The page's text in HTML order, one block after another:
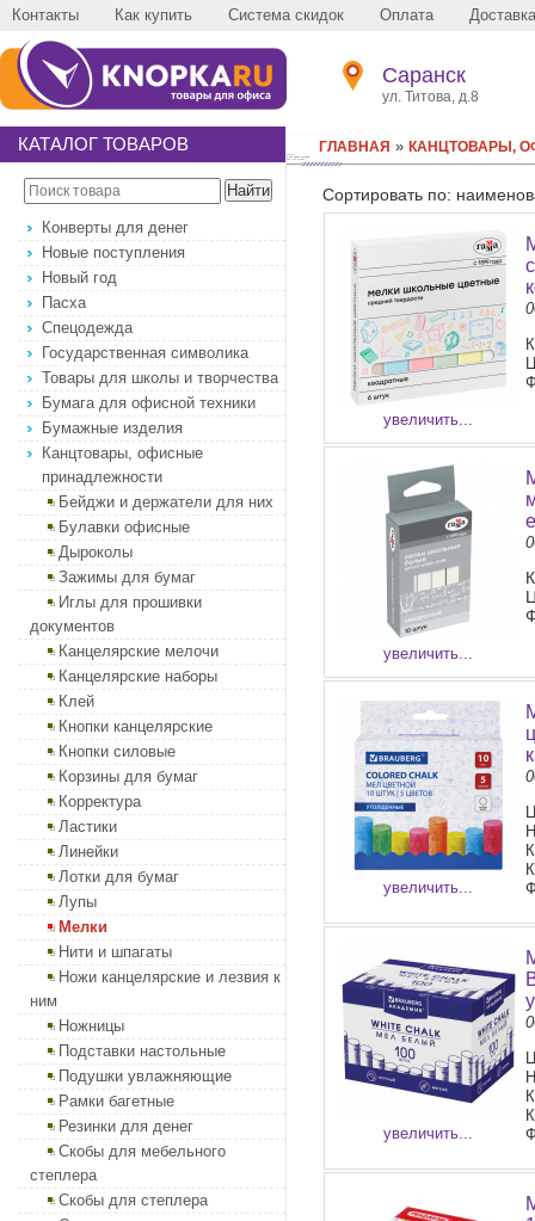
Контакты Как купить Система скидок Оплата Доставка
Саранск
ул. Титова, д.8
КАТАЛОГ ТОВАРОВ
Конверты для денег
Новые поступления
Новый год
Пасха
Спецодежда
Государственная символика
Товары для школы и творчества
Бумага для офисной техники
Бумажные изделия
Канцтовары, офисные
принадлежности
Бейджи и держатели для них
Булавки офисные
Дыроколы
Зажимы для бумаг
Иглы для прошивки
документов
Канцелярские мелочи
Канцелярские наборы
Клей
Кнопки канцелярские
Кнопки силовые
Корзины для бумаг
Корректура
Ластики
Линейки
Лотки для бумаг
Лупы
Мелки
Нити и шпагаты
Ножи канцелярские и лезвия к
ним
Ножницы
Подставки настольные
Подушки увлажняющие
Рамки багетные
Резинки для денег
Скобы для мебельного
степлера
Скобы для степлера
ГЛАВНАЯ » КАНЦТОВАРЫ,
Сортировать по:
увеличить...
увеличить...
увеличить...
увеличить...